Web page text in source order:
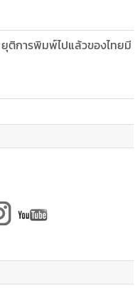
การพิมพ์ไปแล้วของไทยมี